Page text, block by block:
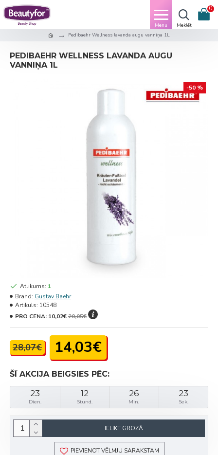
0
Pedibaehr Wellness lavanda augu vanniņa 1L
PEDIBAEHR WELLNESS LAVANDA AUGU
VANNIŅA 1L
-50 %
ŠĪ AKCIJA BEIGSIES PĒC:
23
Dien.
12
Stund.
26
Min.
23
Sek.
28,07€ 14,03€
Atlikums: 1
Brand: Gustav Baehr
Artikuls: 10548
PRO CENA: 10,02€20,05€
IELIKT GROZĀ
PIEVIENOT VĒLMJU SARAKSTAM